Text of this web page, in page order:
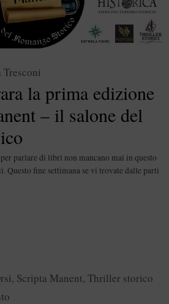
la prima edizione
– il salone del
Tresconi
parlare di libri non mancano mai in questo
Questo fine settimana se vi trovate dalle parti
, Scripta Manent,Thriller storico